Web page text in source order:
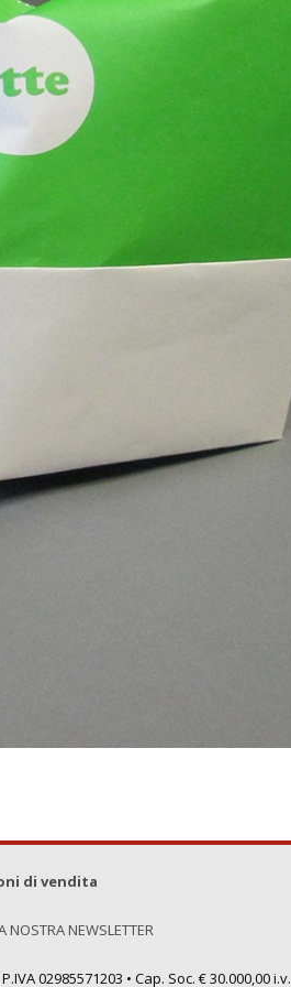
di vendita
NOSTRA NEWSLETTER
02985571203 • Cap. Soc. € 30.000,00 i.v.